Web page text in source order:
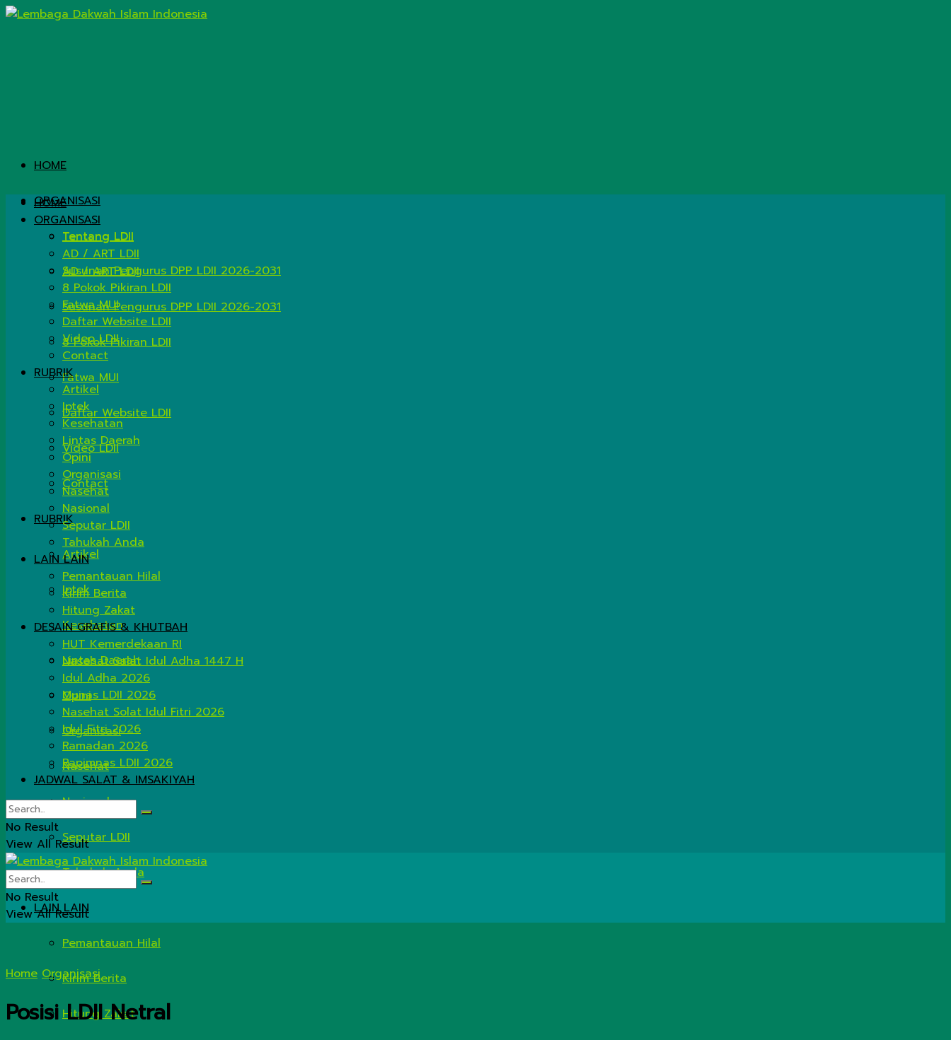
HOME
ORGANISASI
Tentang LDII
AD / ART LDII
Susunan Pengurus DPP LDII 2026-2031
8 Pokok Pikiran LDII
Fatwa MUI
Daftar Website LDII
Video LDII
Contact
RUBRIK
Artikel
Iptek
Kesehatan
Lintas Daerah
Opini
Organisasi
Nasehat
Nasional
Seputar LDII
Tahukah Anda
LAIN LAIN
Pemantauan Hilal
Kirim Berita
Hitung Zakat
HOME
ORGANISASI
Tentang LDII
AD / ART LDII
Susunan Pengurus DPP LDII 2026-2031
8 Pokok Pikiran LDII
Fatwa MUI
Daftar Website LDII
Video LDII
Contact
RUBRIK
Artikel
Iptek
Kesehatan
Lintas Daerah
Opini
Organisasi
Nasehat
Nasional
Seputar LDII
Tahukah Anda
LAIN LAIN
Pemantauan Hilal
Kirim Berita
Hitung Zakat
DESAIN GRAFIS & KHUTBAH
HUT Kemerdekaan RI
Nasehat Salat Idul Adha 1447 H
Idul Adha 2026
Munas LDII 2026
Nasehat Solat Idul Fitri 2026
Idul Fitri 2026
Ramadan 2026
Rapimnas LDII 2026
JADWAL SALAT & IMSAKIYAH
No Result
View All Result
No Result
View All Result
Home Organisasi
Posisi LDII Netral